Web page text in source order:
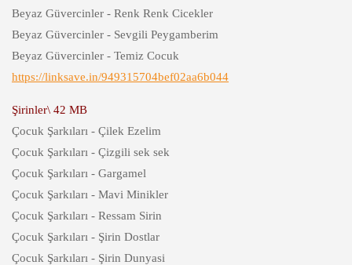
Beyaz Güvercinler - Renk Renk Cicekler
Beyaz Güvercinler - Sevgili Peygamberim
Beyaz Güvercinler - Temiz Cocuk
https://linksave.in/949315704bef02aa6b044
Şirinler\ 42 MB
Çocuk Şarkıları - Çilek Ezelim
Çocuk Şarkıları - Çizgili sek sek
Çocuk Şarkıları - Gargamel
Çocuk Şarkıları - Mavi Minikler
Çocuk Şarkıları - Ressam Sirin
Çocuk Şarkıları - Şirin Dostlar
Çocuk Şarkıları - Şirin Dunyasi